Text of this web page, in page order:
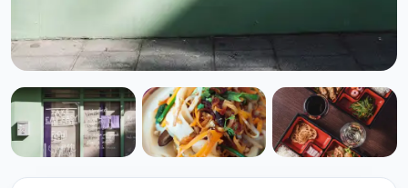
SANS GLUTEN
FOODI Jia-Ba-Buay à Paris